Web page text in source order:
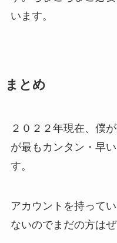
います。
まとめ
２０２２年現在、僕
が最もカンタン・早
す。
アカウントを持って
ないのでまだの方は